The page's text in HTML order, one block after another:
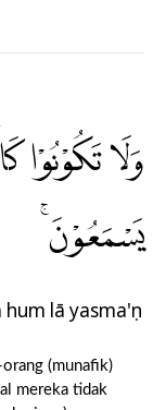
وَلَا تَكُوْنُوْا
يَسْمَعُوْنَۚ
hum lā yasma'ụn
(munafik)
mereka tidak